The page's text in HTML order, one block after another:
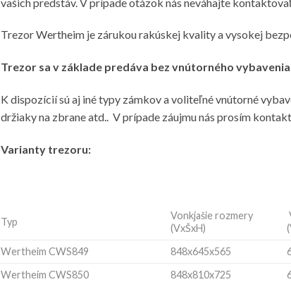
Trezor Wertheim je zárukou rakúskej kvality a vysokej
Trezor sa v základe predáva bez vnútorného
K dispozícií sú aj iné typy zámkov a voliteľné vnútorné
držiaky na zbrane atd.. V prípade záujmu nás prosím
Varianty trezoru:
Typ
Vonkjašie rozmery
(VxŠxH)
Wertheim CWS849 848x645x565
Wertheim CWS850
848x810x725